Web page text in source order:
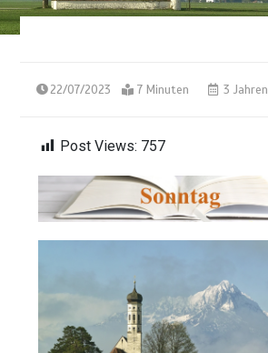
22/07/2023 7 Minuten 3 Jahren
Post Views: 757